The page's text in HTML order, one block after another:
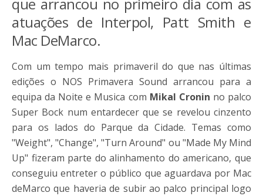
atuações de Interpol, Patt Smith e
Mac DeMarco.
Com um tempo mais primaveril do que nas últimas
edições o NOS Primavera Sound arrancou para a
equipa da Noite e Musica com Mikal Cronin no palco
Super Bock num entardecer que se revelou cinzento
para os lados do Parque da Cidade. Temas como
"Weight", "Change", "Turn Around" ou "Made My Mind
Up" fizeram parte do alinhamento do americano, que
conseguiu entreter o público que aguardava por Mac
deMarco que haveria de subir ao palco principal logo